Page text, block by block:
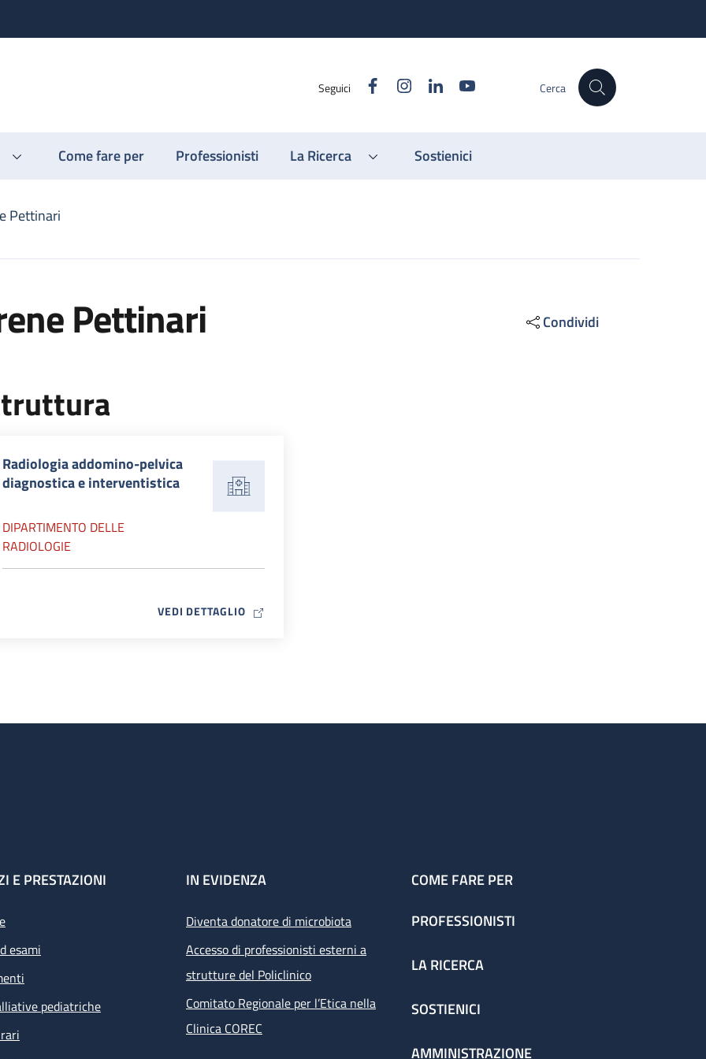
Seguici FacebookInstagram
Linkedin Cerca
Come fare per Professionisti La Ricerca Sostienici
Pettinari
Pettinari Condividi
Radiologia addomino-pelvica
diagnostica e interventistica
DIPARTIMENTO DELLE
RADIOLOGIE
VEDI DETTAGLIOMAP ICON
E PRESTAZIONI
esami
pediatriche
IN EVIDENZA
Diventa donatore di microbiota
Accesso di professionisti esterni a
strutture del Policlinico
Comitato Regionale per l’Etica nella
Clinica COREC
COME FARE PER
PROFESSIONISTI
LA RICERCA
SOSTIENICI
AMMINISTRAZIONE